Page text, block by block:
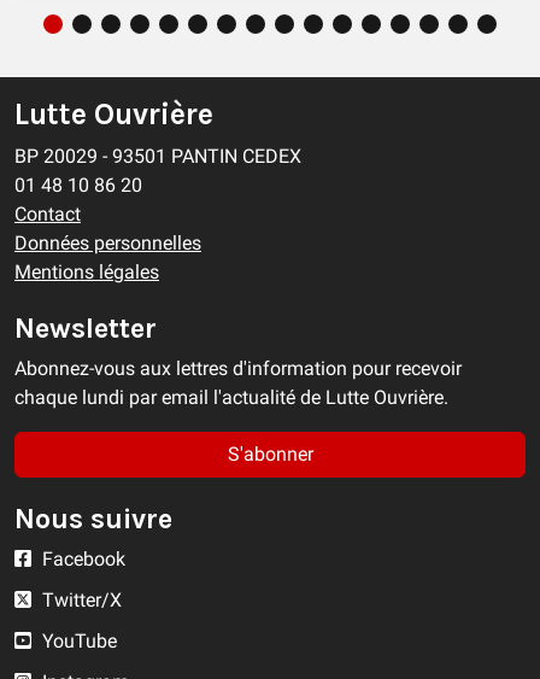
Lutte Ouvrière
BP 20029 - 93501 PANTIN CEDEX
01 48 10 86 20
Contact
Données personnelles
Mentions légales
Newsletter
Abonnez-vous aux lettres d'information pour recevoir
chaque lundi par email l'actualité de Lutte Ouvrière.
S'abonner
Nous suivre
Facebook
Twitter/X
YouTube